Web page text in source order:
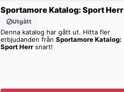
Sportamore Katalog: Sport Herr
Utgått
Denna katalog har gått ut. Hitta fler
erbjudanden från Sportamore Katalog:
Sport Herrsnart!